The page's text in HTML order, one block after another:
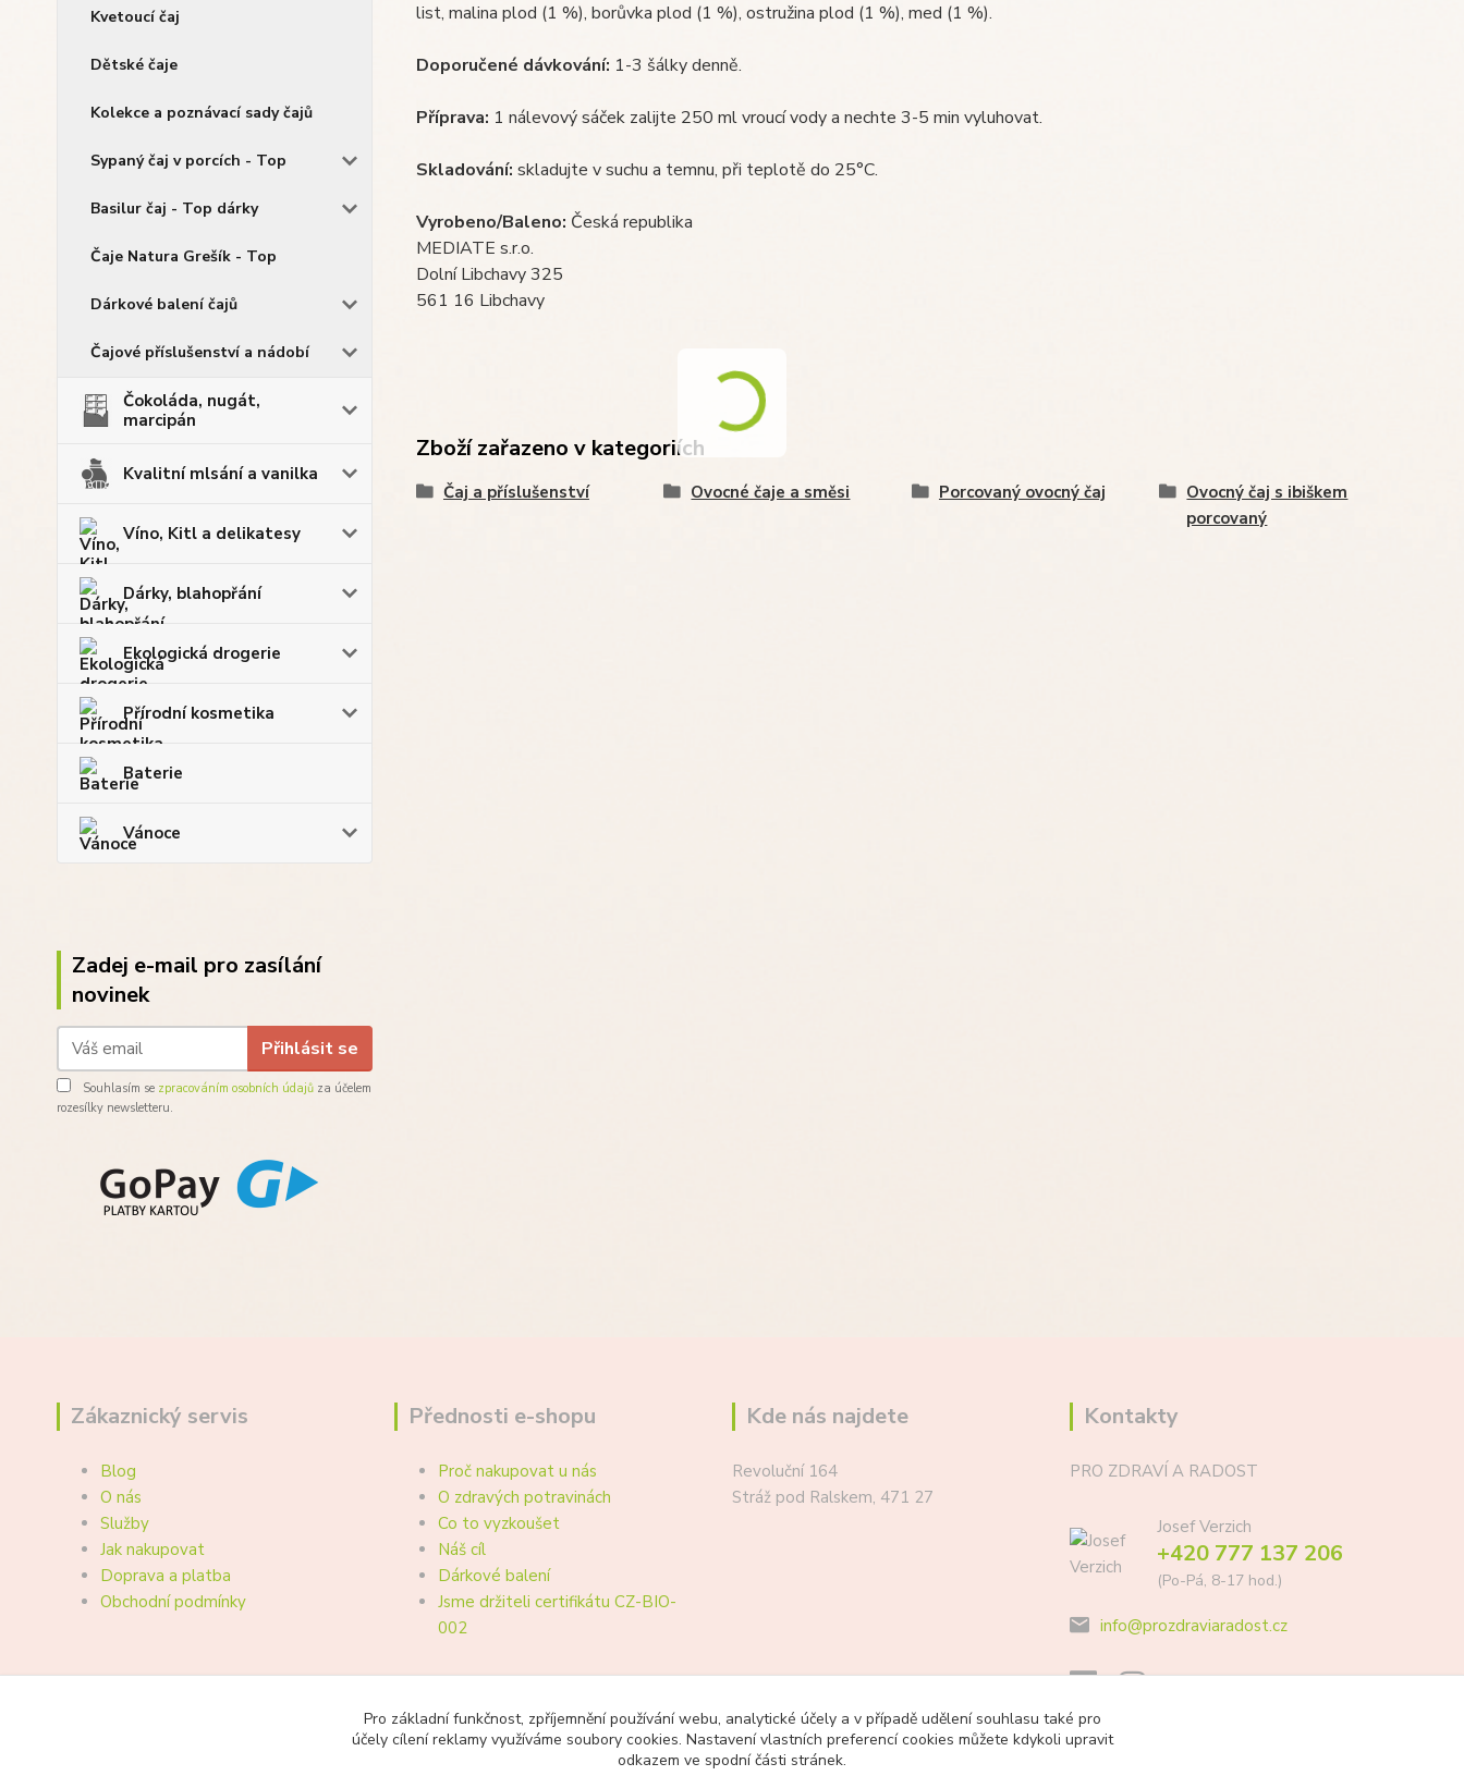
Kvetoucí čaj
Dětské čaje
Kolekce a poznávací sady čajů
Sypaný čaj v porcích - Top
Basilur čaj - Top dárky
Čaje Natura Grešík - Top
Dárkové balení čajů
Čajové příslušenství a nádobí
Čokoláda, nugát,
marcipán
Kvalitní mlsání a vanilka
Víno, Kitl a delikatesy
Dárky, blahopřání
Ekologická drogerie
Přírodní kosmetika
Baterie
Vánoce
Zadej e-mail pro zasílání
novinek
Přihlásit se
Souhlasím se zpracováním osobních údajů za účelem
rozesílky newsletteru.
list, malina plod (1 %), borůvka plod (1 %), ostružina plod (1 %), med (1 %).
Doporučené dávkování: 1-3 šálky denně.
Příprava: 1 nálevový sáček zalijte 250 ml vroucí vody a nechte 3-5 min vyluhovat.
Skladování: skladujte v suchu a temnu, při teplotě do 25°C.
Vyrobeno/Baleno: Česká republika
MEDIATE s.r.o.
Dolní Libchavy 325
561 16 Libchavy
Zboží zařazeno v kategoriích
Čaj a příslušenství Ovocné čaje a směsi Porcovaný ovocný čaj
Ovocný čaj s ibiškem
porcovaný
Zákaznický servis
Blog
O nás
Služby
Jak nakupovat
Doprava a platba
Obchodní podmínky
Přednosti e-shopu
Proč nakupovat u nás
O zdravých potravinách
Co to vyzkoušet
Náš cíl
Dárkové balení
Jsme držiteli certifikátu CZ-BIO-
002
Kde nás najdete
Revoluční 164
Stráž pod Ralskem, 471 27
Kontakty
PRO ZDRAVÍ A RADOST
Josef Verzich
+420 777 137 206
(Po-Pá, 8-17 hod.)
info@prozdraviaradost.cz
Pro základní funkčnost, zpříjemnění používání webu, analytické účely a v případě udělení souhlasu také pro
účely cílení reklamy využíváme soubory cookies. Nastavení vlastních preferencí cookies můžete kdykoli upravit
odkazem ve spodní části stránek.